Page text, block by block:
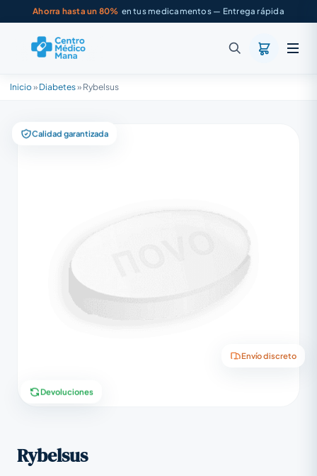
Ahorra hasta un 80% en tus medicamentos — Entrega rápida
Inicio» Diabetes» Rybelsus
Calidad garantizada
Envío discreto
Devoluciones
Rybelsus